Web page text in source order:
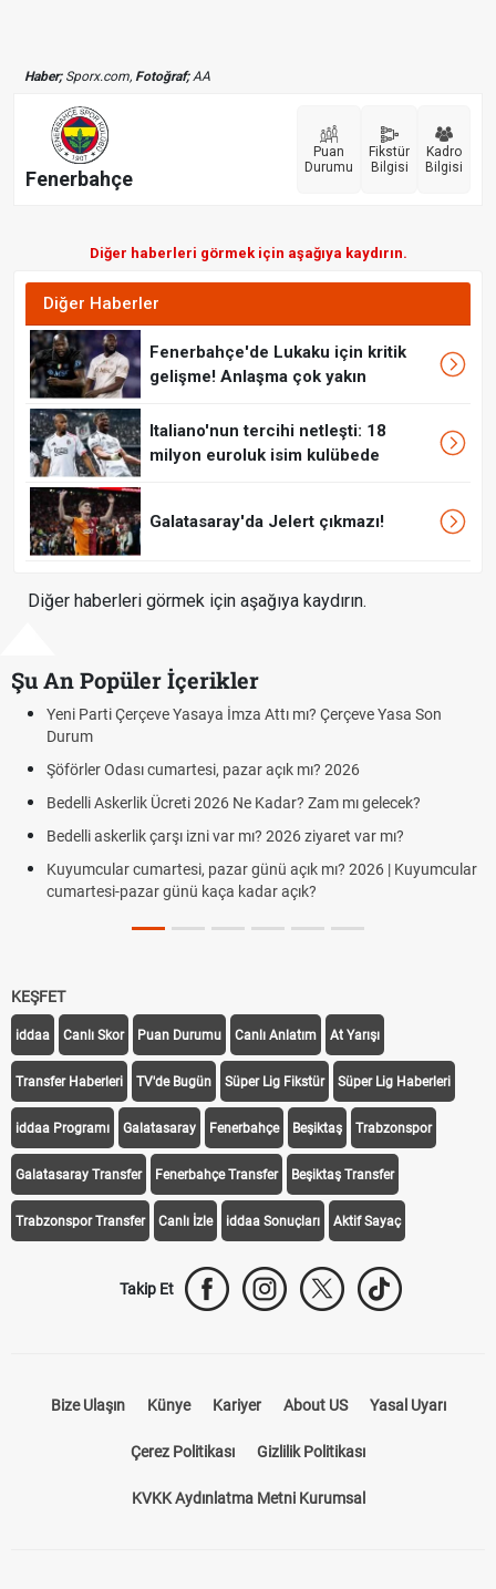
Haber;Sporx.com, Fotoğraf;AA
Fenerbahçe
Puan
Durumu
Fikstür
Bilgisi
Kadro
Bilgisi
Diğer haberleri görmek için aşağıya kaydırın.
Diğer Haberler
Fenerbahçe'de Lukaku için kritik
gelişme! Anlaşma çok yakın
Italiano'nun tercihi netleşti: 18
milyon euroluk isim kulübede
Galatasaray'da Jelert çıkmazı!
Diğer haberleri görmek için aşağıya kaydırın.
Şu An Popüler İçerikler
Yeni Parti Çerçeve Yasaya İmza Attı mı? Çerçeve Yasa Son
Durum
Şöförler Odası cumartesi, pazar açık mı? 2026
Bedelli Askerlik Ücreti 2026 Ne Kadar? Zam mı gelecek?
Bedelli askerlik çarşı izni var mı? 2026 ziyaret var mı?
Kuyumcular cumartesi, pazar günü açık mı? 2026 | Kuyumcular
cumartesi-pazar günü kaça kadar açık?
KEŞFET
iddaa Canlı Skor Puan Durumu Canlı Anlatım At Yarışı
Transfer Haberleri TV'de Bugün Süper Lig Fikstür Süper Lig Haberleri
iddaa Programı Galatasaray Fenerbahçe Beşiktaş Trabzonspor
Galatasaray Transfer Fenerbahçe Transfer Beşiktaş Transfer
Trabzonspor Transfer Canlı İzle iddaa Sonuçları Aktif Sayaç
Takip Et
Bize Ulaşın Künye Kariyer About US Yasal Uyarı
Çerez Politikası Gizlilik Politikası
KVKK Aydınlatma Metni Kurumsal